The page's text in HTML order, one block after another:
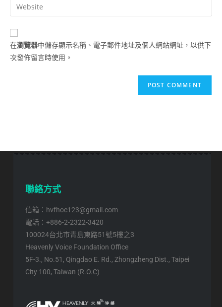
在瀏覽器中儲存顯示名稱、電子郵件地址及個人網站網址，以供下
次發佈留言時使用。
聯絡方式
信箱：hvfhoc123@gmail.com
電話：+886-2-2322-3420
100024台北市青島東路51號5樓之3
Heavenly Voice Foundation Office
5F-3., No.51, Qingdao E. Rd., Zhongzheng Dist., Taipei
City 100, Taiwan (R.O.C)